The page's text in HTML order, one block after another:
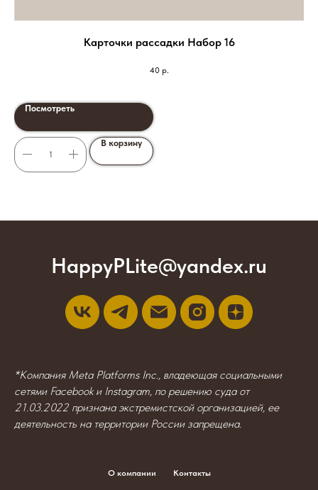
Карточки рассадки Набор 16
40 р.
Посмотреть
В корзину
HappyPLite@yandex.ru
*Компания Meta Platforms Inc., владеющая социальными
сетями Facebook и Instagram, по решению суда от
21.03.2022 признана экстремистской организацией, ее
деятельность на территории России запрещена.
О компании Контакты